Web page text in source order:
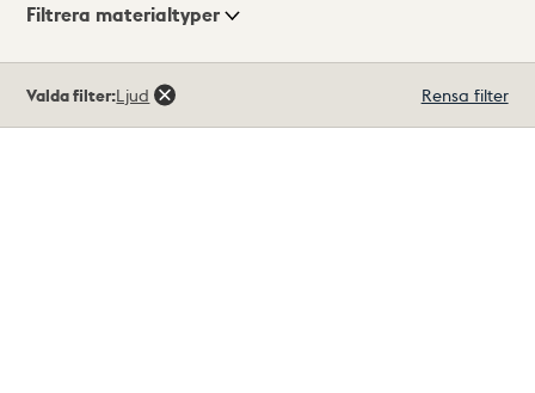
Visningsläge
Filtrera materialtyper
träffar
Valda filter:Ljud Rensa filter